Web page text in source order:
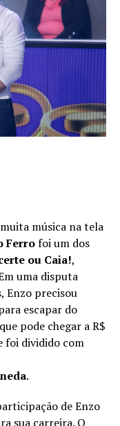
música na tela
Ferrofoi um dos
ou Caia!,
uma disputa
Enzo precisou
escapar do
pode chegar a R$
foi dividido com
.
de Enzo
sua carreira. O